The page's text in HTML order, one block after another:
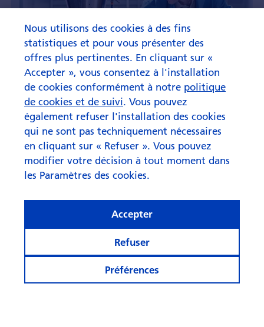
L’heure des obligations
d’entreprises a sonné
Nous utilisons des cookies à des fins
statistiques et pour vous présenter des
offres plus pertinentes. En cliquant sur «
Accepter », vous consentez à l'installation
de cookies conformément à notre politique
de cookies et de suivi. Vous pouvez
également refuser l'installation des cookies
qui ne sont pas techniquement nécessaires
en cliquant sur « Refuser ». Vous pouvez
modifier votre décision à tout moment dans
les Paramètres des cookies.
Préférences
Refuser
Accepter